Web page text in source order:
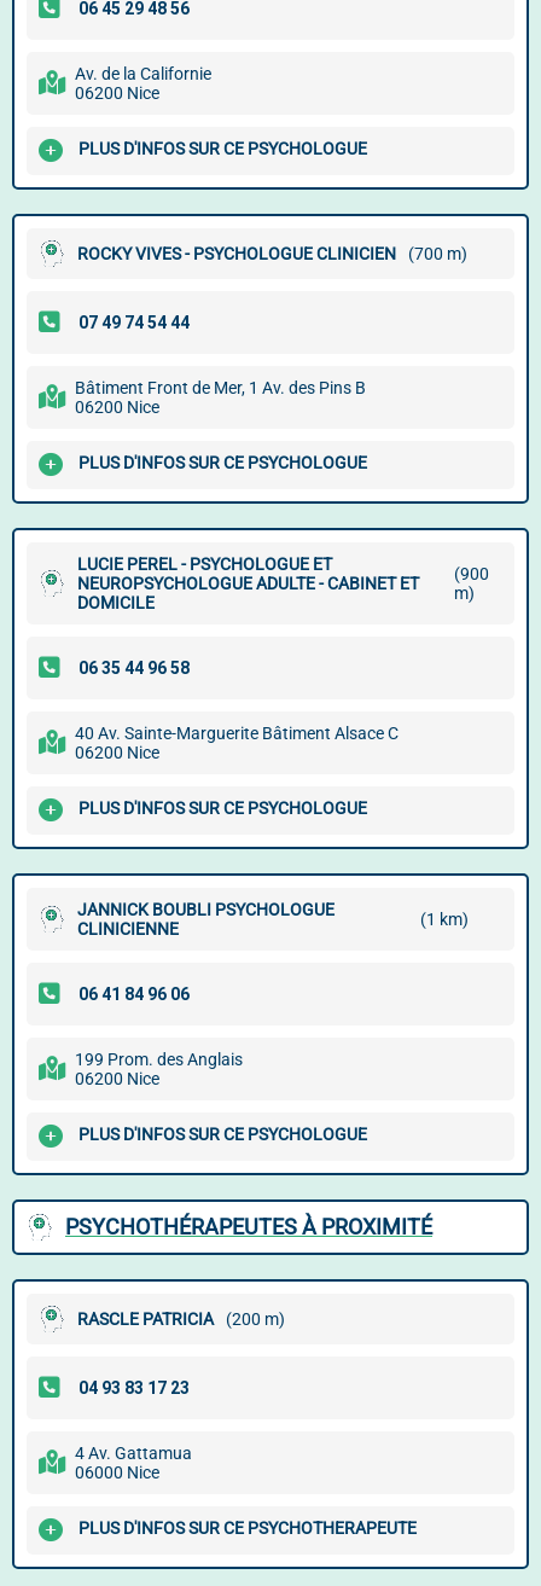
Av. de la Californie
06200 Nice
PLUS D'INFOS SUR CE PSYCHOLOGUE
ROCKY VIVES - PSYCHOLOGUE CLINICIEN (700 m)
Bâtiment Front de Mer, 1 Av. des Pins B
06200 Nice
PLUS D'INFOS SUR CE PSYCHOLOGUE
LUCIE PEREL - PSYCHOLOGUE ET
NEUROPSYCHOLOGUE ADULTE - CABINET ET
DOMICILE
(900
m)
40 Av. Sainte-Marguerite Bâtiment Alsace C
06200 Nice
PLUS D'INFOS SUR CE PSYCHOLOGUE
JANNICK BOUBLI PSYCHOLOGUE
CLINICIENNE
(1 km)
199 Prom. des Anglais
06200 Nice
PLUS D'INFOS SUR CE PSYCHOLOGUE
PSYCHOTHÉRAPEUTES À PROXIMITÉ
RASCLE PATRICIA (200 m)
4 Av. Gattamua
06000 Nice
PLUS D'INFOS SUR CE PSYCHOTHERAPEUTE